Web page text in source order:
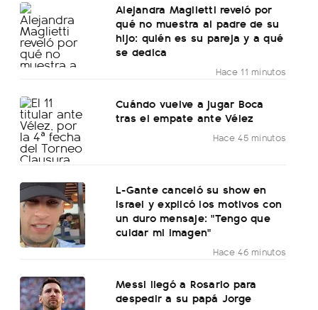
Alejandra Maglietti reveló por
qué no muestra al padre de su
hijo: quién es su pareja y a qué
se dedica
Hace 11 minutos
Cuándo vuelve a jugar Boca
tras el empate ante Vélez
Hace 45 minutos
L-Gante canceló su show en
Israel y explicó los motivos con
un duro mensaje: "Tengo que
cuidar mi imagen"
Hace 46 minutos
Messi llegó a Rosario para
despedir a su papá Jorge